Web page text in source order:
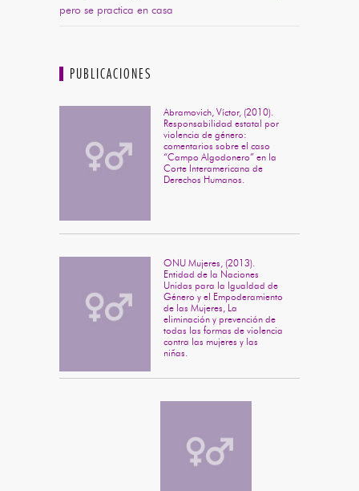
pero se practica en casa
PUBLICACIONES
Abramovich, Víctor, (2010).
Responsabilidad estatal por
violencia de género:
comentarios sobre el caso
“Campo Algodonero” en la
Corte Interamericana de
Derechos Humanos.
ONU Mujeres, (2013).
Entidad de la Naciones
Unidas para la Igualdad de
Género y el Empoderamiento
de las Mujeres, La
eliminación y prevención de
todas las formas de violencia
contra las mujeres y las
niñas.